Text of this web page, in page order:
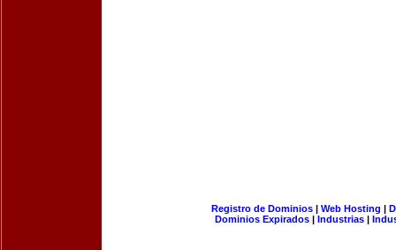
Registro de Dominios| Web Hosting |
Dominios Expirados | Industrias |